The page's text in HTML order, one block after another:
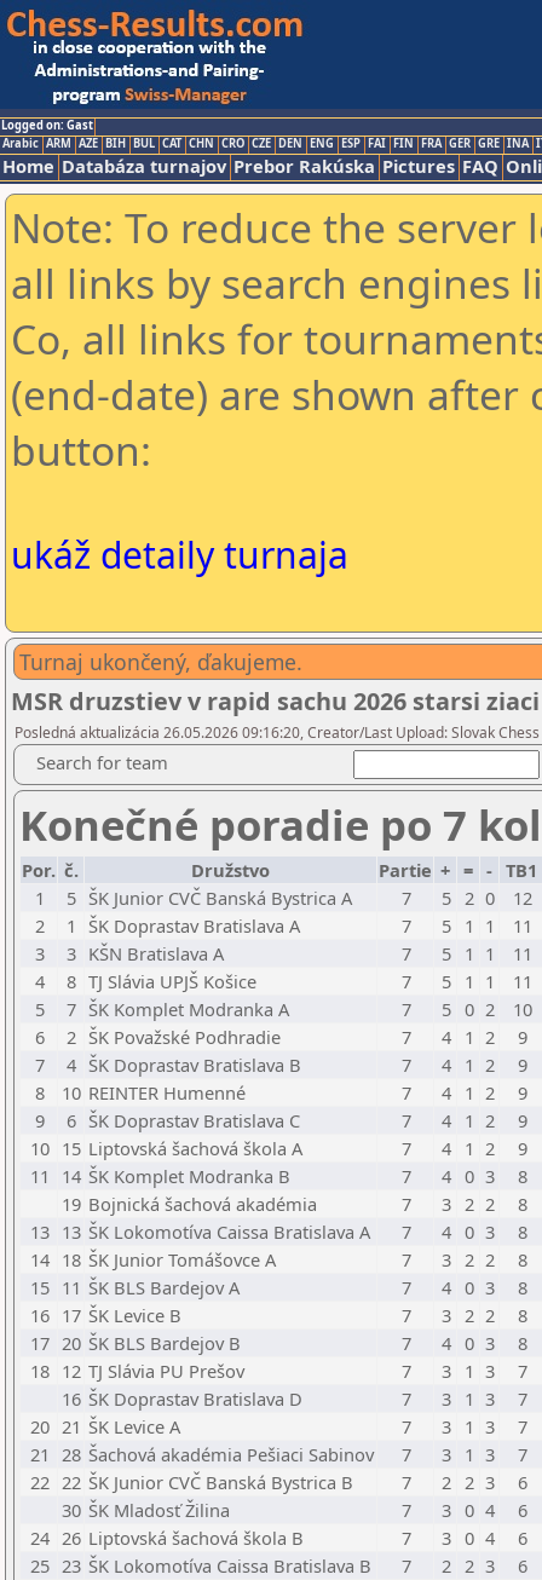
Logged on: Gast
Arabic ARM AZE BIH BUL CAT CHN CRO CZE DEN ENG ESP FAI FIN FRA GER GRE INA
Home Databáza turnajov Prebor Rakúska Pictures FAQ
Note: To reduce the
all links by search engines
Co, all links for
(end-date) are shown
button:
ukáž detaily turnaja
Turnaj ukončený, ďakujeme.
MSR druzstiev v rapid sachu 2026 starsi ziaci
Posledná aktualizácia 26.05.2026 09:16:20, Creator/Last Upload: Slovak
Search for team
Konečné poradie po 7
Por. č. Družstvo Partie + = - TB1
1
5 ŠK Junior CVČ Banská Bystrica A 7 5 2 0
12
2
1 ŠK Doprastav Bratislava A 7 5 1 1
11
3
3 KŠN Bratislava A 7 5 1 1
11
4
8 TJ Slávia UPJŠ Košice 7 5 1 1
11
5
7 ŠK Komplet Modranka A 7 5 0 2
10
6
2 ŠK Považské Podhradie 7 4 1 2
9
7
4 ŠK Doprastav Bratislava B 7 4 1 2
9
8
10 REINTER Humenné 7 4 1 2
9
9
6 ŠK Doprastav Bratislava C 7 4 1 2
9
10 15 Liptovská šachová škola A 7 4 1 2
9
11
14 ŠK Komplet Modranka B 7 4 0 3
8
19 Bojnická šachová akadémia 7 3 2 2
8
13 13 ŠK Lokomotíva Caissa Bratislava A 7 4 0 3
8
14 18 ŠK Junior Tomášovce A 7 3 2 2
8
15 11 ŠK BLS Bardejov A 7 4 0 3
8
16 17 ŠK Levice B 7 3 2 2
8
17 20 ŠK BLS Bardejov B 7 4 0 3
8
18 12 TJ Slávia PU Prešov 7 3 1 3
7
16 ŠK Doprastav Bratislava D 7 3 1 3
7
20 21 ŠK Levice A 7 3 1 3
7
21 28 Šachová akadémia Pešiaci Sabinov 7 3 1 3
7
22 22 ŠK Junior CVČ Banská Bystrica B 7 2 2 3
6
30 ŠK Mladosť Žilina 7 3 0 4
6
24 26 Liptovská šachová škola B 7 3 0 4
6
25 23 ŠK Lokomotíva Caissa Bratislava B 7 2 2 3
6